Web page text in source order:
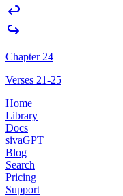
Chapter 24
Verses 21-25
Home
Library
Docs
sivaGPT
Blog
Search
Pricing
Support